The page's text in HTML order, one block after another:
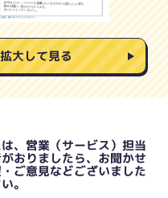
大して見る
、営業（サービス）担当
おりましたら、お聞かせ
ご意見などございました
。